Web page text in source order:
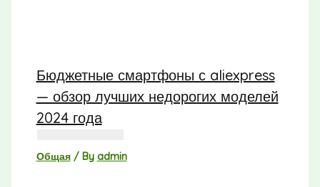
Бюджетные смартфоны с aliexpress
— обзор лучших недорогих моделей
2024 года
Общая/ By admin